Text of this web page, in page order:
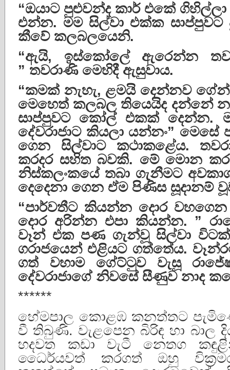
“ඔයාට පුළුවන්ද කාර් එකේ ගිහිල්ලා
එන්න. මම සිල්වා එක්ක සාප්පුවට
කීවේ කලබලයෙනි.
“ඇයි, ඉස්කෝලේ ඇරෙන්න
” තවරාණි මෙහිදී ඇසුවාය.
“කමක් නැහැ, ළමයි දෙන්නව
මෙහෙත් කලබල තියෙයිද දන්නේ
සාප්පුවට කෝල් එකක් දෙන්න.
දේවරාජාට කියලා යන්නං” මෙසේ
ගෙන
සිල්වාට කථාකළේය.
කරදර සහිත බවකි. මේ මොන
නිස්කලංකයේ තබා ගැනීමට
දෙදෙනා ගෙන ඒම පිණිස සූදානම්
“පාර්වතීට කියන්න දොර වහගෙන
දොර අරින්න එපා කියන්න. ”
වෑන් එක පණ ගැන්වූ සිල්වා විටක්
ගරාජයෙන් එළියට ගත්තේය.
ගත්
වහාම ගේට්ටුව වැසූ
දේවරාජාගේ නිවසේ සීණුව නාද
******
හේමපාල කොළඹ කනත්තට
වී තිබුණි. වැළපෙන බිරිඳ හා බාල
හදවත කඩා වැටී නෙතග
ධෛර්යවත් කරගත් ඔහු